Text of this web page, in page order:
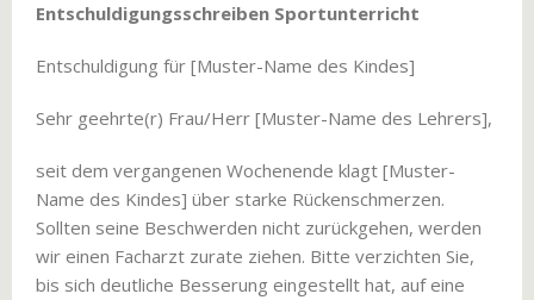
Entschuldigungsschreiben Sportunterricht
Entschuldigung für [Muster-Name des Kindes]
Sehr geehrte(r) Frau/Herr [Muster-Name des Lehrers],
seit dem vergangenen Wochenende klagt [Muster-
Name des Kindes] über starke Rückenschmerzen.
Sollten seine Beschwerden nicht zurückgehen, werden
wir einen Facharzt zurate ziehen. Bitte verzichten Sie,
bis sich deutliche Besserung eingestellt hat, auf eine